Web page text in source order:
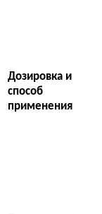
Дозировка и
способ
применения